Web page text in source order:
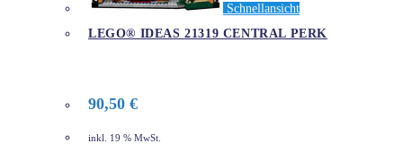
Schnellansicht
LEGO® IDEAS 21319 CENTRAL PERK
90,50 €
inkl. 19 % MwSt.